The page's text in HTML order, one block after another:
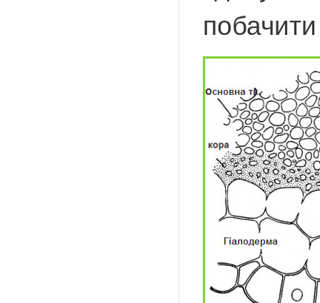
побачити